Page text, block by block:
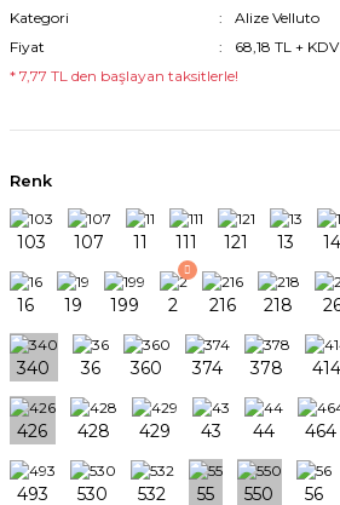
Kategori
Alize Velluto
Fiyat
68,18 TL + KDV
* 7,77 TL den başlayan taksitlerle!
Renk